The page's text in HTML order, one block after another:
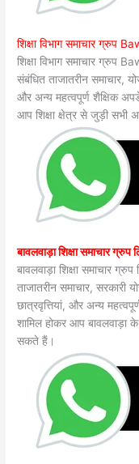
शिक्षा विभाग समाचार ग्रुप
शिक्षा विभाग समाचार ग्रुप
संबंधित ताजातरीन समाचार,
और अन्य महत्वपूर्ण शैक्षिक
आप शिक्षा क्षेत्र से जुड़ी
बावलवाड़ा शिक्षा समाचार ग्रुप
बावलवाड़ा शिक्षा समाचार
ताजातरीन समाचार, सरकारी
छात्रवृत्तियां, और अन्य
शामिल होकर आप बावलवाड़ा
सकते हैं।